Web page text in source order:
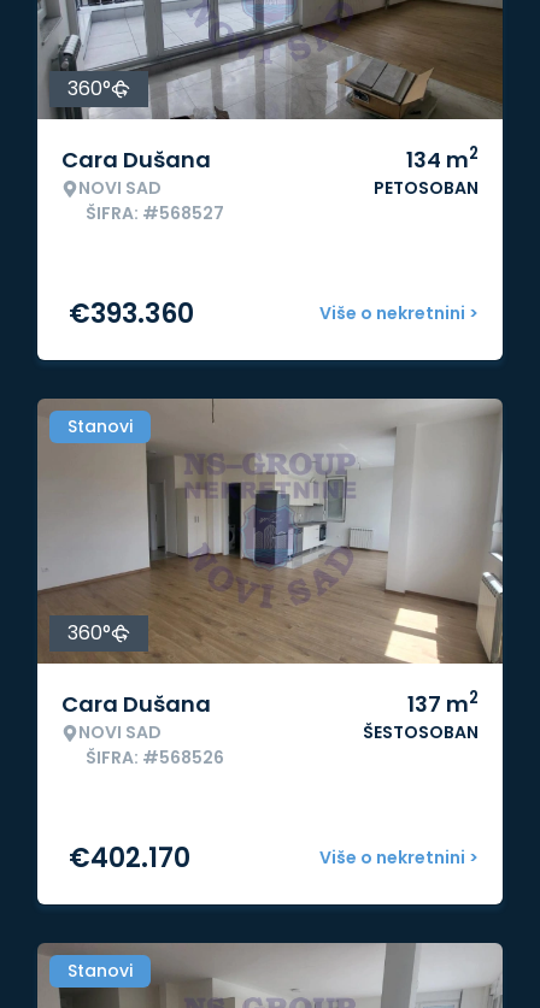
360°
Cara Dušana
NOVI SAD
ŠIFRA: #568527
134 m2
PETOSOBAN
Više o nekretnini >
€393.360
Stanovi
360°
Cara Dušana
NOVI SAD
ŠIFRA: #568526
137 m2
ŠESTOSOBAN
Više o nekretnini >
€402.170
Stanovi